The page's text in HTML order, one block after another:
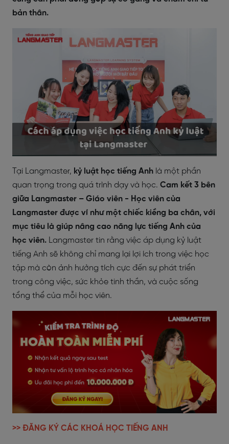
bản thân.
Tại Langmaster, kỷ luật học tiếng Anh là một phần
quan trọng trong quá trình dạy và học. Cam kết 3 bên
giữa Langmaster – Giáo viên - Học viên của
Langmaster được ví như một chiếc kiềng ba chân, với
mục tiêu là giúp nâng cao năng lực tiếng Anh của
học viên. Langmaster tin rằng việc áp dụng kỷ luật
tiếng Anh sẽ không chỉ mang lại lợi ích trong việc học
tập mà còn ảnh hưởng tích cực đến sự phát triển
trong công việc, sức khỏe tinh thần, và cuộc sống
tổng thể của mỗi học viên.
>> ĐĂNG KÝ CÁC KHOÁ HỌC TIẾNG ANH